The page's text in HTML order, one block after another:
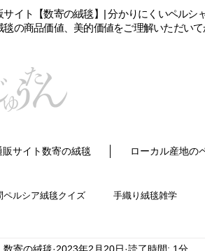
イト【数寄の絨毯】| 分かりにくいペル
の商品価値、美的価値をご理解いただい
サイト数寄の絨毯 ローカル産地の
ペルシア絨毯クイズ 手織り絨毯雑学